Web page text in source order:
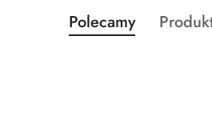
Pomiń karuzelę produktów
Produkty
o
Polecamy